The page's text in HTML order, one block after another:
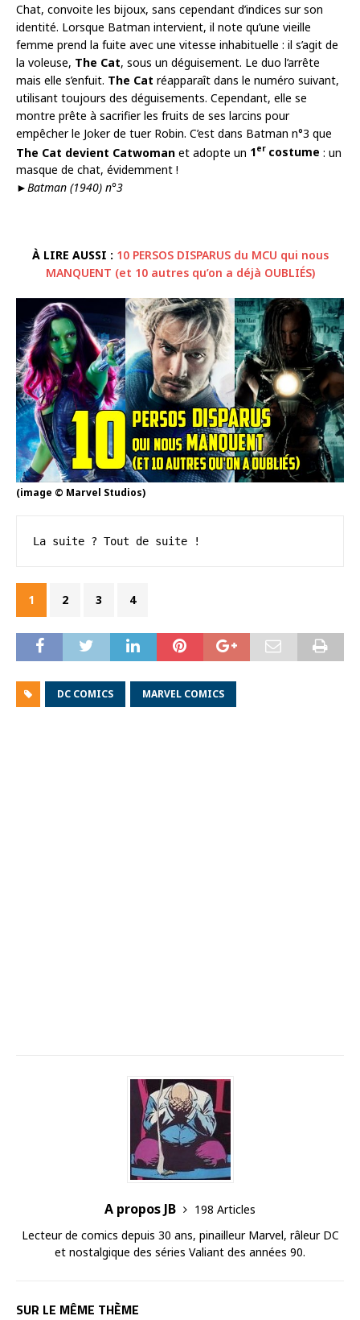
Chat, convoite les bijoux, sans cependant d’indices sur son
identité. Lorsque Batman intervient, il note qu’une vieille
femme prend la fuite avec une vitesse inhabituelle : il s’agit de
la voleuse, The Cat, sous un déguisement. Le duo l’arrête
mais elle s’enfuit. The Cat réapparaît dans le numéro suivant,
utilisant toujours des déguisements. Cependant, elle se
montre prête à sacrifier les fruits de ses larcins pour
empêcher le Joker de tuer Robin. C’est dans Batman n°3 que
The Cat devient Catwoman et adopte un 1er costume : un
masque de chat, évidemment !
►Batman (1940) n°3
À LIRE AUSSI : 10 PERSOS DISPARUS du MCU qui nous
MANQUENT (et 10 autres qu’on a déjà OUBLIÉS)
(image © Marvel Studios)
La suite ? Tout de suite !
1 2 3 4
DC COMICS MARVEL COMICS
A propos JB
198 Articles
Lecteur de comics depuis 30 ans, pinailleur Marvel, râleur DC
et nostalgique des séries Valiant des années 90.
SUR LE MÊME THÈME